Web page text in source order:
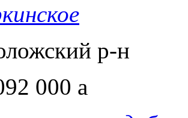
р-н
000 a